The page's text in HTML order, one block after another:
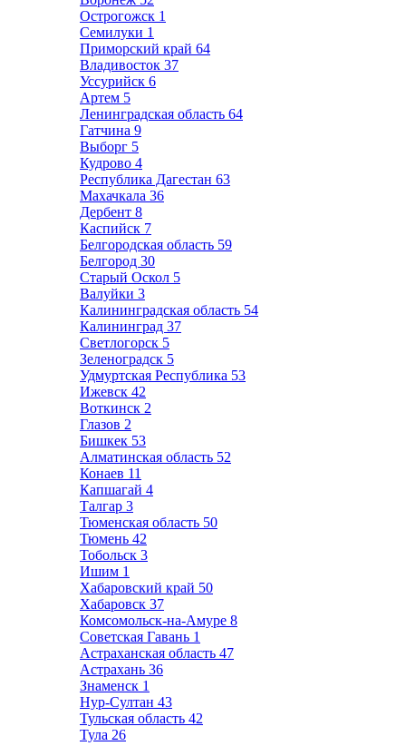
Острогожск 1
Семилуки 1
Приморский край 64
Владивосток 37
Уссурийск 6
Артем 5
Ленинградская область 64
Гатчина 9
Выборг 5
Кудрово 4
Республика Дагестан 63
Махачкала 36
Дербент 8
Каспийск 7
Белгородская область 59
Белгород 30
Старый Оскол 5
Валуйки 3
Калининградская область 54
Калининград 37
Светлогорск 5
Зеленоградск 5
Удмуртская Республика 53
Ижевск 42
Воткинск 2
Глазов 2
Бишкек 53
Алматинская область 52
Конаев 11
Капшагай 4
Талгар 3
Тюменская область 50
Тюмень 42
Тобольск 3
Ишим 1
Хабаровский край 50
Хабаровск 37
Комсомольск-на-Амуре 8
Советская Гавань 1
Астраханская область 47
Астрахань 36
Знаменск 1
Нур-Султан 43
Тульская область 42
Тула 26